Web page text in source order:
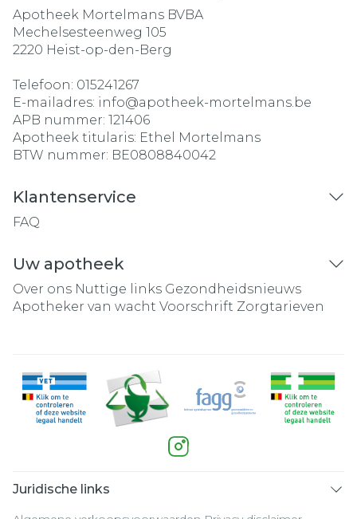
Apotheek Mortelmans BVBA
Mechelsesteenweg 105
2220 Heist-op-den-Berg
Telefoon: 015241267
E-mailadres: info@apotheek-mortelmans.be
APB nummer: 121406
Apotheek titularis: Ethel Mortelmans
BTW nummer: BE0808840042
Klantenservice
FAQ
Uw apotheek
Over ons Nuttige links Gezondheidsnieuws
Apotheker van wacht Voorschrift Zorgtarieven
Juridische links